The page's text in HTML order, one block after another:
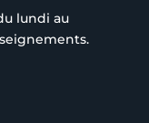
lundi au